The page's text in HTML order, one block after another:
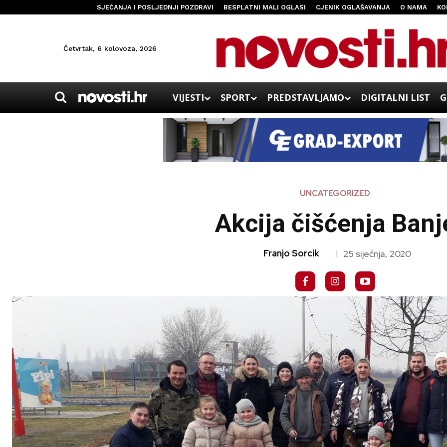
SJEĆANJA I POSLJEDNJI POZDRAVI BESPLATNI MALI OGLASI CJENIK OGLAŠAVANJA O NAMA
Četvrtak, 6 kolovoza, 2026
VIJESTI SPORT PREDSTAVLJAMO DIGITALNI LIST
UNCATEGORIZED
Akcija čišćenja
Franjo Sorcik | 25 siječnja, 2020